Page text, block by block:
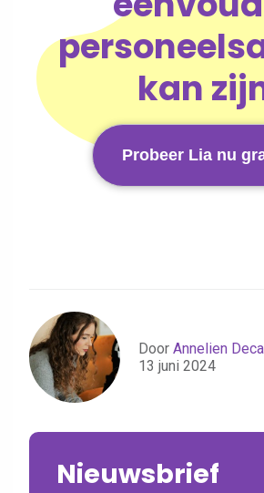
kan
Probeer Lia nu
Door Annelien
13 juni 2024
Nieuwsbrief